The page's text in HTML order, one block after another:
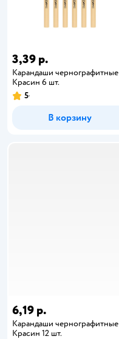
3,39 р.
Карандаши чернографитные
Красин 6 шт.
5
В корзину
6,19 р.
Карандаши чернографитные
Красин 12 шт.